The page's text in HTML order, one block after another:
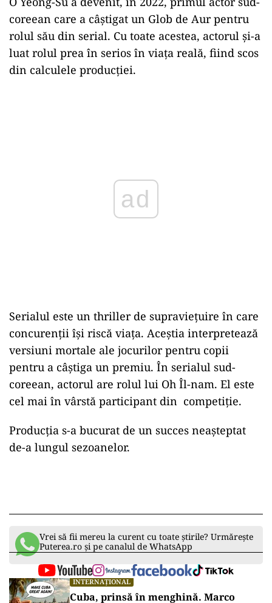
„Squid Game”: cele mai tari seriale de urmărit
în decembrie
Parcursul lui O Yeong-Su în „Jocul
Calamarului“
a devenit, în 2022, primul actor sud-
coreean care a câștigat un Glob de Aur pentru
rolul său din serial. Cu toate acestea, actorul și-a
ad
concurenții își riscă viața.Aceștiainterpretează
versiuni mortale ale jocurilor pentru copii
pentru a câștiga un premiu. În serialul sud-
coreean, actorul are rolul lui Oh Îl-nam. El este
celmaiîn vârstă participant din competiție.